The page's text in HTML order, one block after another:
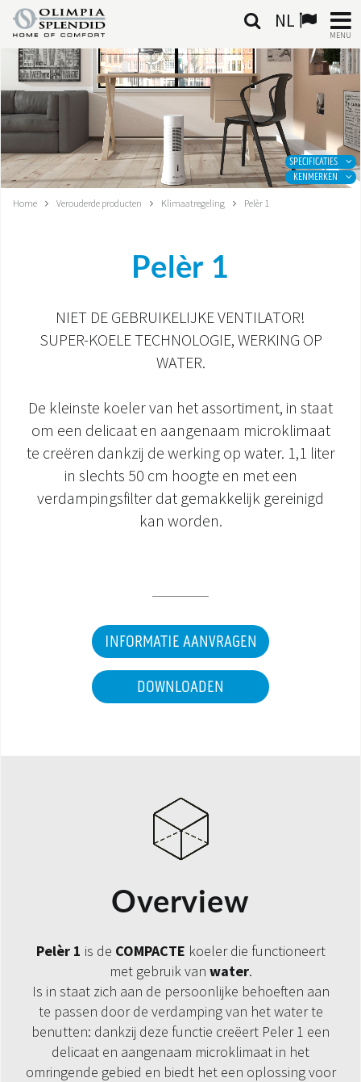
NL
MENU
NEDERLANDSE
HOME
KLIMAATREGELING
VERWARMING
WERELD OS
SPECIFICATIES
KENMERKEN
Home Verouderde producten Klimaatregeling Pelèr 1
Pelèr 1
NIET DE GEBRUIKELIJKE VENTILATOR!
SUPER-KOELE TECHNOLOGIE, WERKING OP
WATER.
De kleinste koeler van het assortiment, in staat
om een delicaat en aangenaam microklimaat
te creëren dankzij de werking op water. 1,1 liter
in slechts 50 cm hoogte en met een
verdampingsfilter dat gemakkelijk gereinigd
kan worden.
INFORMATIE AANVRAGEN
DOWNLOADEN
Overview
Pelèr 1 is de COMPACTE koeler die functioneert
met gebruik van water.
Is in staat zich aan de persoonlijke behoeften aan
te passen door de verdamping van het water te
benutten: dankzij deze functie creëert Peler 1 een
delicaat en aangenaam microklimaat in het
omringende gebied en biedt het een oplossing voor